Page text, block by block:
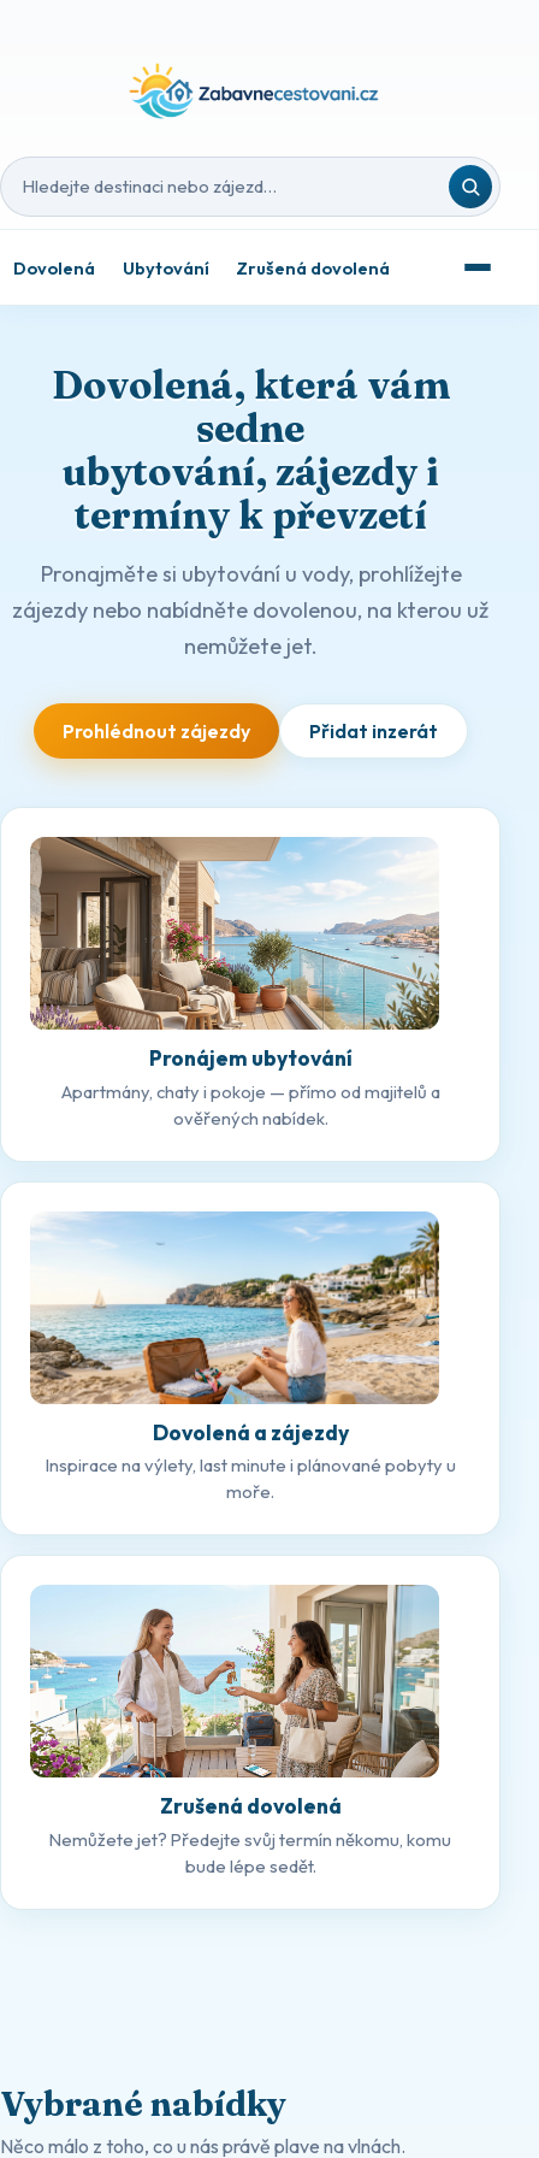
Hledat destinaci nebo zájezd
Dovolená Ubytování Zrušená dovolená
Dovolená, která vám
sedne
ubytování, zájezdy i
termíny k převzetí
Pronajměte si ubytování u vody, prohlížejte
zájezdy nebo nabídněte dovolenou, na kterou už
nemůžete jet.
Prohlédnout zájezdy Přidat inzerát
Pronájem ubytování
Apartmány, chaty i pokoje — přímo od majitelů a
ověřených nabídek.
Dovolená a zájezdy
Inspirace na výlety, last minute i plánované pobyty u
moře.
Zrušená dovolená
Nemůžete jet? Předejte svůj termín někomu, komu
bude lépe sedět.
Vybrané nabídky
Něco málo z toho, co u nás právě plave na vlnách.